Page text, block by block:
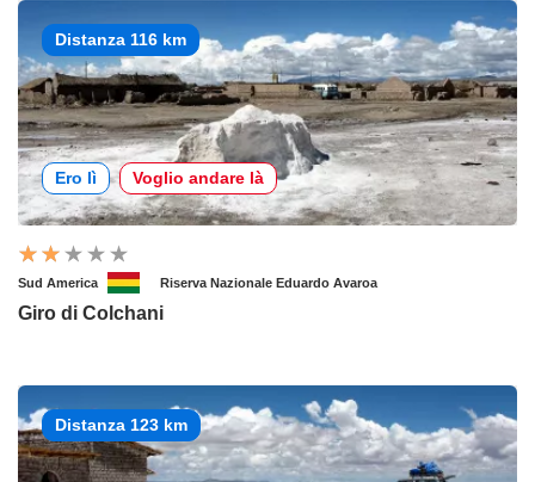
Distanza 116 km
Ero lì Voglio andare là
Sud America Riserva Nazionale Eduardo Avaroa
Giro di Colchani
Distanza 123 km